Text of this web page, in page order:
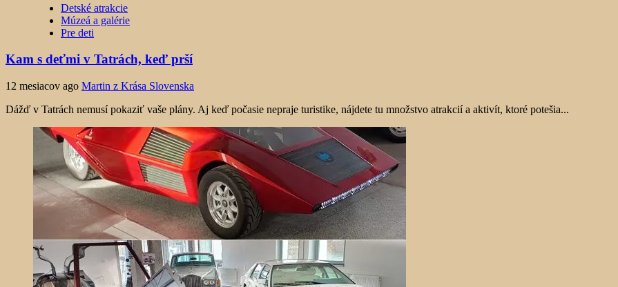
Detské atrakcie
Múzeá a galérie
Pre deti
Kam s deťmi v Tatrách, keď prší
12 mesiacov ago Martin z Krása Slovenska
Dážď v Tatrách nemusí pokaziť vaše plány. Aj keď počasie nepraje turistike, nájdete tu množstvo atrakcií a aktivít, ktoré potešia...